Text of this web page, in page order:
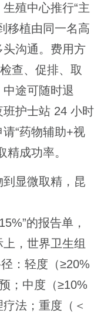
殖中心推行“主
移植由同一名高
沟通。费用方
查、促排、取
途可随时退
护士站 24 小时
“药物辅助+视
精成功率。
显微取精，昆
的报告单，
，世界卫生组
：轻度（≥20%
；中度（≥10%
法；重度（＜